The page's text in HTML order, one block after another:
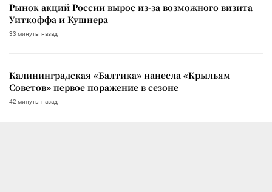
Рынок акций России вырос из-за возможного визита
Уиткоффа и Кушнера
33 минуты назад
Калининградская «Балтика» нанесла «Крыльям
Советов» первое поражение в сезоне
42 минуты назад